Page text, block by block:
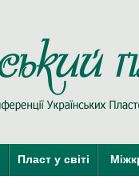
Пласт у світі